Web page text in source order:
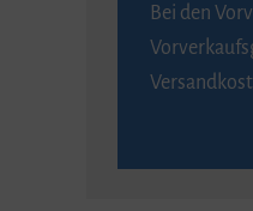
Bei den